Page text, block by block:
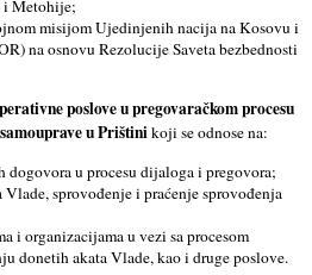
i Metohije;
misijom Ujedinjenih nacija na Kosovu i
na osnovu Rezolucije Saveta bezbednosti
poslove u pregovaračkom procesu
u Prištinikoji se odnose na:
dogovora u procesu dijaloga i pregovora;
Vlade, sprovođenje i praćenje sprovođenja
i organizacijama u vezi sa procesom
donetih akata Vlade, kao i druge poslove.